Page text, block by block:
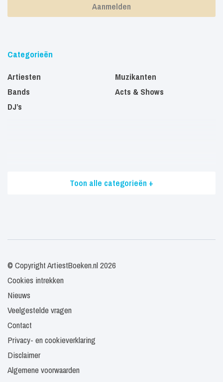
Categorieën
Artiesten
Bands
DJ’s
Muzikanten
Acts & Shows
Toon alle categorieën +
© Copyright ArtiestBoeken.nl 2026
Cookies intrekken
Nieuws
Veelgestelde vragen
Contact
Privacy- en cookieverklaring
Disclaimer
Algemene voorwaarden